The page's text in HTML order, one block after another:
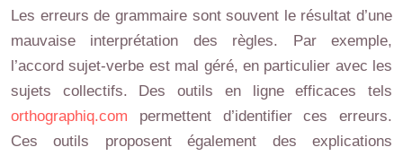
Les erreurs de grammaire sont souvent le résultat d’une
mauvaise interprétation des règles. Par exemple,
l’accord sujet-verbe est mal géré, en particulier avec les
sujets collectifs. Des outils en ligne efficaces tels
orthographiq.com permettent d’identifier ces erreurs.
Ces outils proposent également des explications